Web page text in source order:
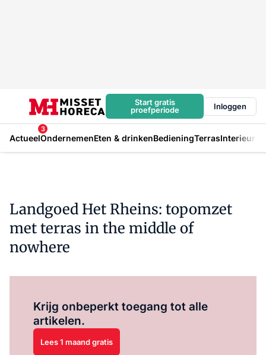
Start gratis
proefperiode
Inloggen
Actueel
3
OndernemenEten & drinkenBedieningTerrasInterieur
Landgoed Het Rheins: topomzet
met terras in the middle of
nowhere
Krijg onbeperkt toegang tot alle
artikelen.
Lees 1 maand gratis